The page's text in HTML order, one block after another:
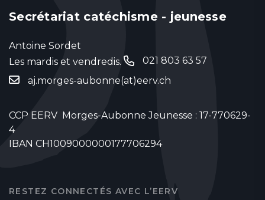
Secrétariat catéchisme - jeunesse
Antoine Sordet
Les mardis et vendredis.
021 803 63 57
aj.morges-aubonne(at)eerv.ch
CCP EERV Morges-Aubonne Jeunesse : 17-770629-
4
IBAN CH1009000000177706294
RESTEZ CONNECTÉS AVEC L’EERV